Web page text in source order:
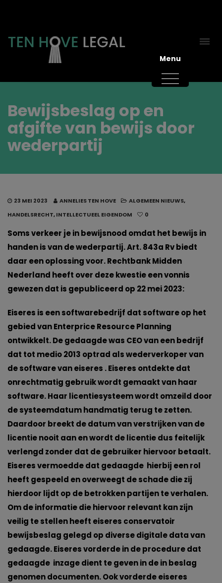
Bewijsbeslag op en
afgifte van bewijs door
wederpartij
23 MEI 2023 ANNELIES TEN HOVE ALGEMEEN NIEUWS,
HANDELSRECHT,INTELLECTUEEL EIGENDOM 0
Soms verkeer je in bewijsnood omdat het bewijs in
handen is van de wederpartij. Art. 843a Rv biedt
daar een oplossing voor. Rechtbank Midden
Nederland heeft over deze kwestie een vonnis
gewezen dat is gepubliceerd op 22 mei 2023:
Eiseres is een softwarebedrijf dat software op het
gebied van Enterprice Resource Planning
ontwikkelt. De gedaagde was CEO van een bedrijf
dat tot medio 2013 optrad als wederverkoper van
de software van eiseres . Eiseres ontdekte dat
onrechtmatig gebruik wordt gemaakt van haar
software. Haar licentiesysteem wordt omzeild door
de systeemdatum handmatig terug te zetten.
Daardoor breekt de datum van verstrijken van de
licentie nooit aan en wordt de licentie dus feitelijk
verlengd zonder dat de gebruiker hiervoor betaalt.
Eiseres vermoedde dat gedaagde hierbij een rol
heeft gespeeld en overweegt de schade die zij
hierdoor lijdt op de betrokken partijen te verhalen.
Om de informatie die hiervoor relevant kan zijn
veilig te stellen heeft eiseres conservatoir
bewijsbeslag gelegd op diverse digitale data van
gedaagde. Eiseres vorderde in de procedure dat
gedaagde inzage dient te geven in de in beslag
genomen documenten. Ook vorderde eiseres
Menu